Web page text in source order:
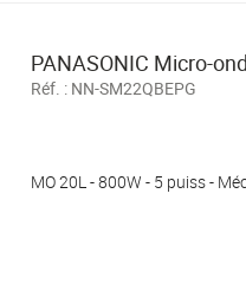
PANASONIC Micro-
Réf. : NN-SM22QBEPG
MO 20L - 800W - 5 puiss -